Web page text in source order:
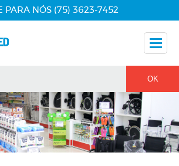
PARA NÓS (75) 3623-7452